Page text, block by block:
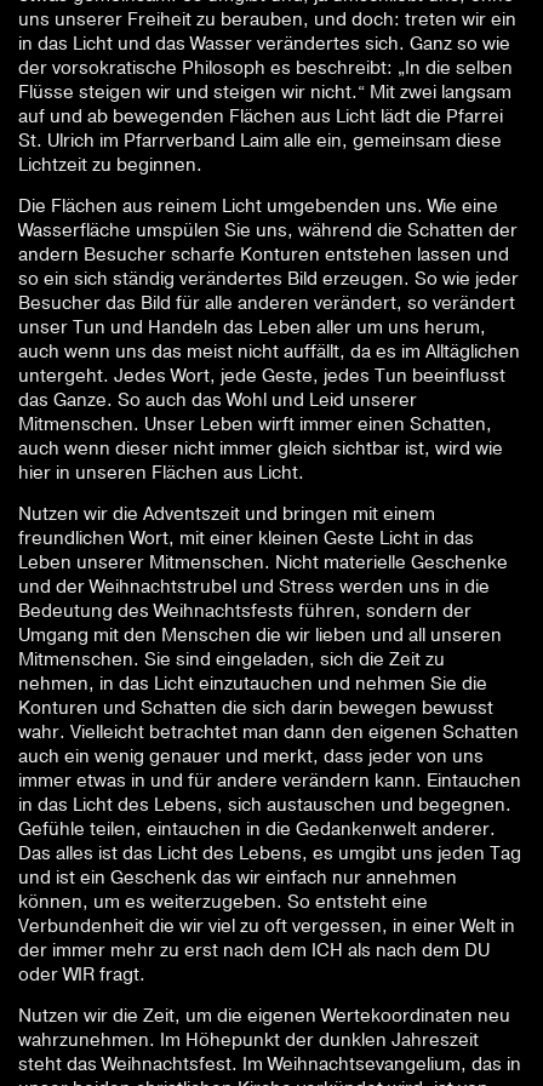
der vorsokratische Philosoph es beschreibt: „In die selben
Flüsse steigen wir und steigen wir nicht.“ Mit zwei langsam
auf und ab bewegenden Flächen aus Licht lädt die Pfarrei
St. Ulrich im Pfarrverband Laim alle ein, gemeinsam diese
Lichtzeit zu beginnen.
Die Flächen aus reinem Licht umgebenden uns. Wie eine
Wasserfläche umspülen Sie uns, während die Schatten der
andern Besucher scharfe Konturen entstehen lassen und
so ein sich ständig verändertes Bild erzeugen. So wie jeder
Besucher das Bild für alle anderen verändert, so verändert
unser Tun und Handeln das Leben aller um uns herum,
auch wenn uns das meist nicht auffällt, da es im Alltäglichen
untergeht. Jedes Wort, jede Geste, jedes Tun beeinflusst
das Ganze. So auch das Wohl und Leid unserer
Mitmenschen. Unser Leben wirft immer einen Schatten,
auch wenn dieser nicht immer gleich sichtbar ist, wird wie
hier in unseren Flächen aus Licht.
Nutzen wir die Adventszeit und bringen mit einem
freundlichen Wort, mit einer kleinen Geste Licht in das
Leben unserer Mitmenschen. Nicht materielle Geschenke
und der Weihnachtstrubel und Stress werden uns in die
Bedeutung des Weihnachtsfests führen, sondern der
Umgang mit den Menschen die wir lieben und all unseren
Mitmenschen. Sie sind eingeladen, sich die Zeit zu
nehmen, in das Licht einzutauchen und nehmen Sie die
Konturen und Schatten die sich darin bewegen bewusst
wahr. Vielleicht betrachtet man dann den eigenen Schatten
auch ein wenig genauer und merkt, dass jeder von uns
immer etwas in und für andere verändern kann. Eintauchen
in das Licht des Lebens, sich austauschen und begegnen.
Gefühle teilen, eintauchen in die Gedankenwelt anderer.
Das alles ist das Licht des Lebens, es umgibt uns jeden Tag
und ist ein Geschenk das wir einfach nur annehmen
können, um es weiterzugeben. So entsteht eine
Verbundenheit die wir viel zu oft vergessen, in einer Welt in
der immer mehr zu erst nach dem ICH als nach dem DU
oder WIR fragt.
Nutzen wir die Zeit, um die eigenen Wertekoordinaten neu
wahrzunehmen. Im Höhepunkt der dunklen Jahreszeit
steht das Weihnachtsfest. Im Weihnachtsevangelium, das in
unser beiden christlichen Kirche verkündet wird, ist von
diesem Licht die Rede: „.. das Leben war das Licht des
Menschen. Und das Licht leuchtet in der Finsternis und die